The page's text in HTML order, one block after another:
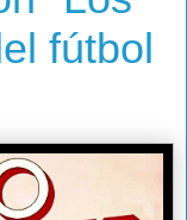
fútbol